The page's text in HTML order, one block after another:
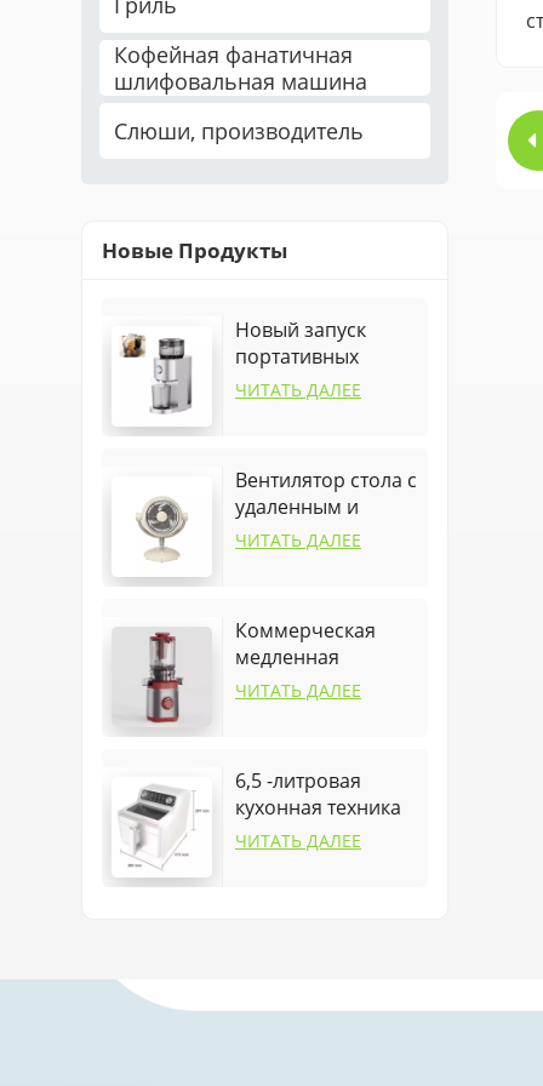
Кофейная фанатичная
шлифовальная машина
Слюши, производитель
Новые Продукты
Новый запуск
портативных
умных фруктов
ЧИТАТЬ ДАЛЕЕ
Вентилятор стола с
удаленным и
колебанием
ЧИТАТЬ ДАЛЕЕ
Коммерческая
медленная
соковыжималка
ЧИТАТЬ ДАЛЕЕ
6,5 -литровая
кухонная техника
посуда для
ЧИТАТЬ ДАЛЕЕ